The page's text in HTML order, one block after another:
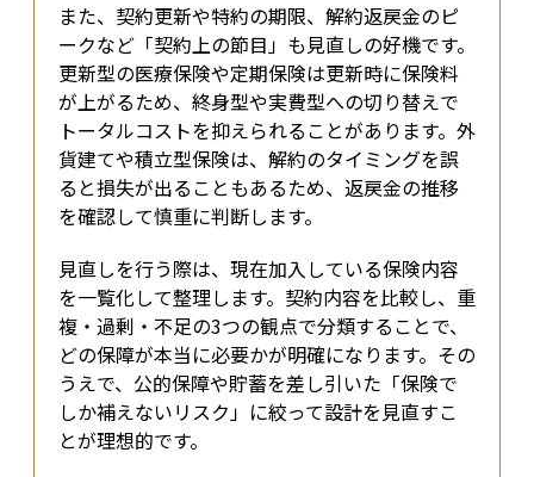
また、契約更新や特約の期限、解約返戻金のピ
ークなど「契約上の節目」も見直しの好機です。
更新型の医療保険や定期保険は更新時に保険料
が上がるため、終身型や実費型への切り替えで
トータルコストを抑えられることがあります。外
貨建てや積立型保険は、解約のタイミングを誤
ると損失が出ることもあるため、返戻金の推移
を確認して慎重に判断します。
見直しを行う際は、現在加入している保険内容
を一覧化して整理します。契約内容を比較し、重
複・過剰・不足の3つの観点で分類することで、
どの保障が本当に必要かが明確になります。その
うえで、公的保障や貯蓄を差し引いた「保険で
しか補えないリスク」に絞って設計を見直すこ
とが理想的です。